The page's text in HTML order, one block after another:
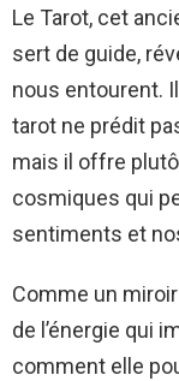
Le Tarot, cet
sert de guide,
nous entourent.
tarot ne prédit
mais il offre
cosmiques qui
sentiments et
Comme un
de l’énergie qui
comment elle